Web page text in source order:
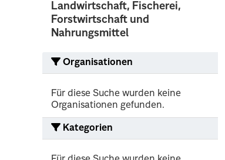
Landwirtschaft, Fischerei,
Forstwirtschaft und
Nahrungsmittel
Organisationen
Für diese Suche wurden keine
Organisationen gefunden.
Kategorien